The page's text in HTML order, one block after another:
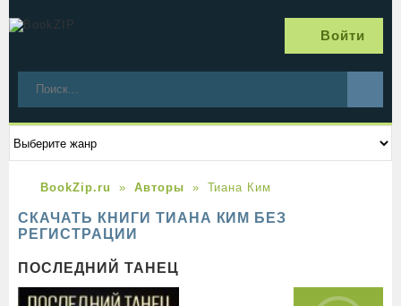
Войти
BookZip.ru Авторы Тиана Ким
СКАЧАТЬ КНИГИ ТИАНА КИМ БЕЗ
РЕГИСТРАЦИИ
ПОСЛЕДНИЙ ТАНЕЦ